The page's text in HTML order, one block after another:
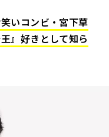
いコンビ・宮下草
』好きとして知ら